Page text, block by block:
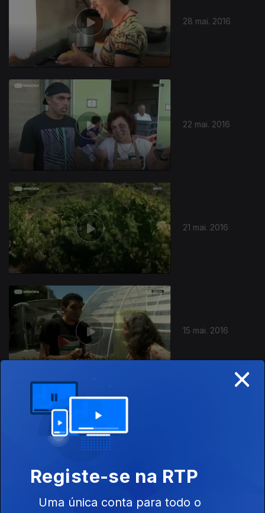
28 mai. 2016
22 mai. 2016
21 mai. 2016
15 mai. 2016
×
Registe-se na RTP
Uma única conta para todo o